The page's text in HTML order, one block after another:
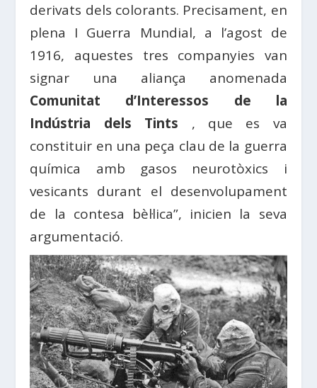
derivats dels colorants. Precisament, en
plena I Guerra Mundial, a l’agost de
1916, aquestes tres companyies van
signar una aliança anomenada
Comunitat d’Interessos de la
Indústria dels Tints , que es va
constituir en una peça clau de la guerra
química amb gasos neurotòxics i
vesicants durant el desenvolupament
de la contesa bèl·lica”, inicien la seva
argumentació.